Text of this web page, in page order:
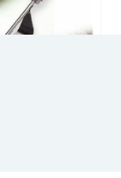
DE BURUIENI